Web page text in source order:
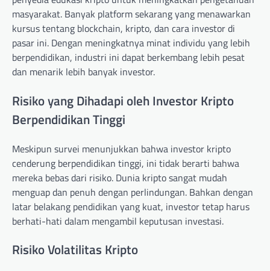
masyarakat. Banyak platform sekarang yang menawarkan
kursus tentang blockchain, kripto, dan cara investor di
pasar ini. Dengan meningkatnya minat individu yang lebih
berpendidikan, industri ini dapat berkembang lebih pesat
dan menarik lebih banyak investor.
Risiko yang Dihadapi oleh Investor Kripto
Berpendidikan Tinggi
Meskipun survei menunjukkan bahwa investor kripto
cenderung berpendidikan tinggi, ini tidak berarti bahwa
mereka bebas dari risiko. Dunia kripto sangat mudah
menguap dan penuh dengan perlindungan. Bahkan dengan
latar belakang pendidikan yang kuat, investor tetap harus
berhati-hati dalam mengambil keputusan investasi.
Risiko Volatilitas Kripto